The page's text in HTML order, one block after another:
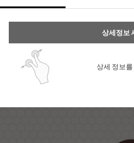
상세정보
상세 정보를